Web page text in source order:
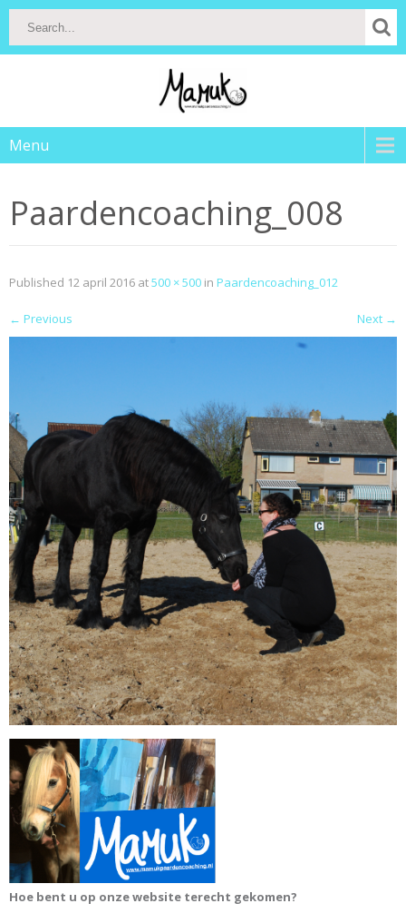
Menu
Paardencoaching_008
Published 12 april 2016 at500 × 500 in Paardencoaching_012
← Previous Next →
Hoe bent u op onze website terecht gekomen?